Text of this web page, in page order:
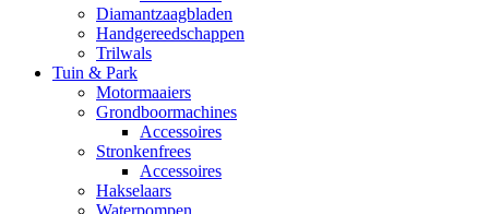
Diamantzaagbladen
Handgereedschappen
Trilwals
Tuin & Park
Motormaaiers
Grondboormachines
Accessoires
Stronkenfrees
Accessoires
Hakselaars
Waterpompen